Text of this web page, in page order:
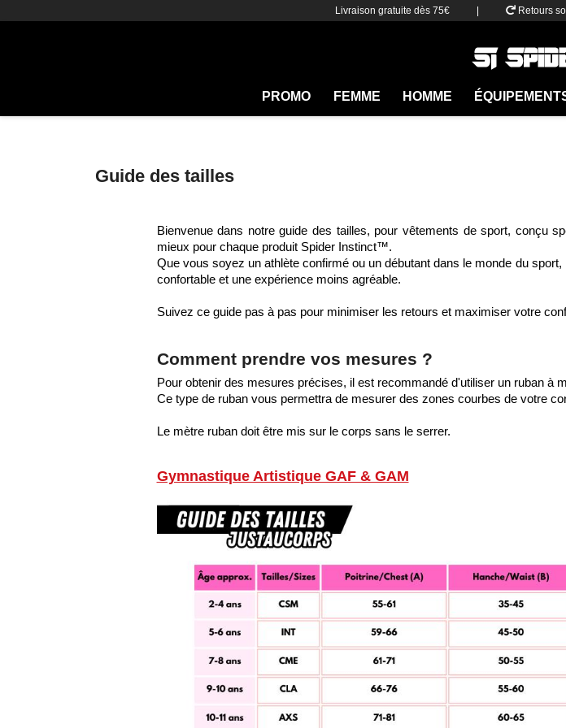
Livraison gratuite dès 75€ Retours
PROMO FEMME HOMME
Guide des tailles
Bienvenue dans notre guide des tailles, pour vêtements de sport, conçu
mieux pour chaque produit Spider Instinct™.
Que vous soyez un athlète confirmé ou un débutant dans le monde du
confortable et une expérience moins agréable.
Suivez ce guide pas à pas pour minimiser les retours et maximiser votre
Comment prendre vos mesures ?
Pour obtenir des mesures précises, il est recommandé d'utiliser un ruban à
Ce type de ruban vous permettra de mesurer des zones courbes de votre
Le mètre ruban doit être mis sur le corps sans le serrer.
Gymnastique Artistique GAF & GAM